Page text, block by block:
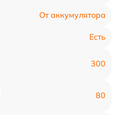
От аккумулятора
Есть
300
80